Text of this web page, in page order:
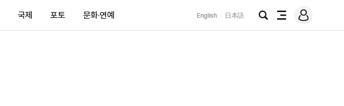
국제 포토 문화·연예 English 日本語
검
전
메
그